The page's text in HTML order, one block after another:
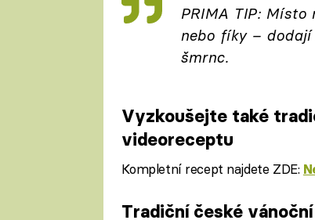
PRIMA TIP:
nebo fíky –
šmrnc.
Vyzkoušejte také
videoreceptu
Kompletní recept najdete ZDE:
Tradiční české